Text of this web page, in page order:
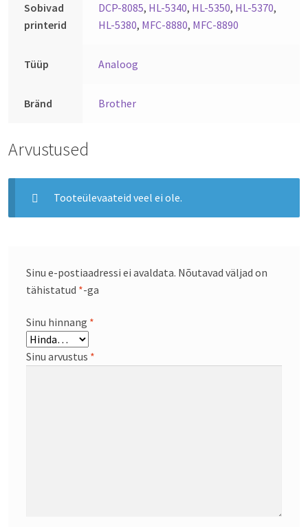
Sobivad
printerid
DCP-8085, HL-5340, HL-5350, HL-5370,
HL-5380, MFC-8880, MFC-8890
Tüüp Analoog
Bränd Brother
Arvustused
Tooteülevaateid veel ei ole.
Sinu e-postiaadressi ei avaldata. Nõutavad väljad on
tähistatud *-ga
Sinu hinnang *
Sinu arvustus *